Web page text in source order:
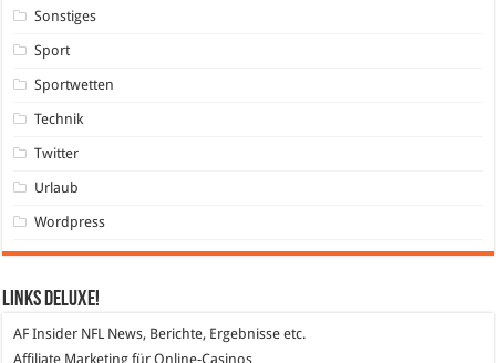
Sonstiges
Sport
Sportwetten
Technik
Twitter
Urlaub
Wordpress
Links DeLuXe!
AF Insider NFL News, Berichte, Ergebnisse etc.
Affiliate Marketing für Online-Casinos